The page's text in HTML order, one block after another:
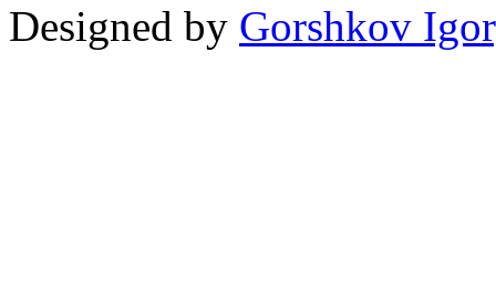
Designed by Gorshkov Igor